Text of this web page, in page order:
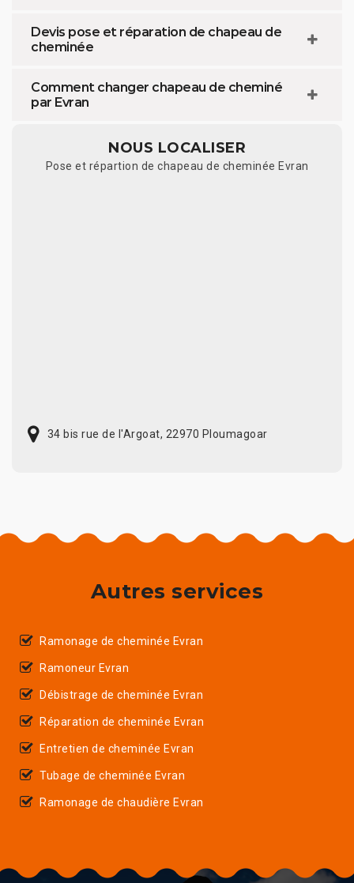
Devis pose et réparation de chapeau de
cheminée
Comment changer chapeau de cheminé
par Evran
NOUS LOCALISER
Pose et répartion de chapeau de cheminée Evran
34 bis rue de l'Argoat, 22970 Ploumagoar
Autres services
Ramonage de cheminée Evran
Ramoneur Evran
Débistrage de cheminée Evran
Réparation de cheminée Evran
Entretien de cheminée Evran
Tubage de cheminée Evran
Ramonage de chaudière Evran